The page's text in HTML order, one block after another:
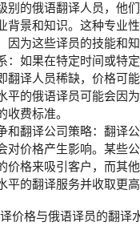
别的俄语翻译人员，他
背景和知识。这种专业
因为这些译员的技能和知
：如果在特定时间或特
翻译人员稀缺，价格可
平的俄语译员可能会因
收费标准。
和翻译公司策略：翻译
对价格产生影响。某些
价格来吸引客户，而其
平的翻译服务并收取更高
价格与俄语译员的翻译